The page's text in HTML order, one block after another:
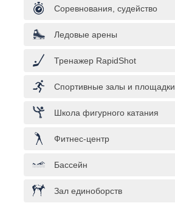
Соревнования, судейство
Ледовые арены
Тренажер RapidShot
Спортивные залы и площадки
Школа фигурного катания
Фитнес-центр
Бассейн
Зал единоборств